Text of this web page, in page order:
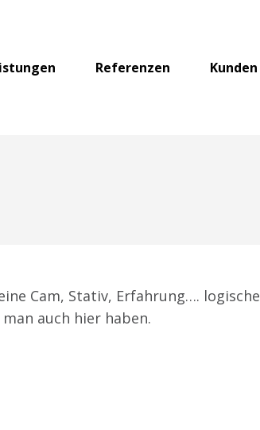
Referenzen Kunden
Cam, Stativ, Erfahrung…. logische
auch hier haben.